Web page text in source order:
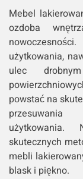
Mebel
ozdoba
użytkowania,
ulec
powstać na
skutecznych
mebli
blask i piękno.